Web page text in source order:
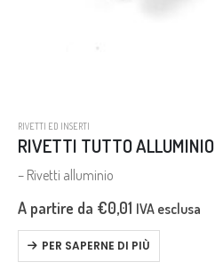
RIVETTI ED INSERTI
RIVETTI TUTTO ALLUMINIO
– Rivetti alluminio
A partire da €0,01 IVA esclusa
PER SAPERNE DI PIÙ